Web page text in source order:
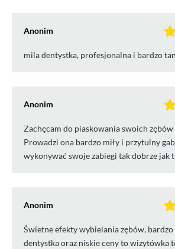
Anonim
mila dentystka, profesjonalna i bardzo
Anonim
Zachęcam do piaskowania swoich
Prowadzi ona bardzo miły i przytulny
wykonywać swoje zabiegi tak dobrze jak
Anonim
Świetne efekty wybielania zębów, bardzo
dentystka oraz niskie ceny to wizytówka